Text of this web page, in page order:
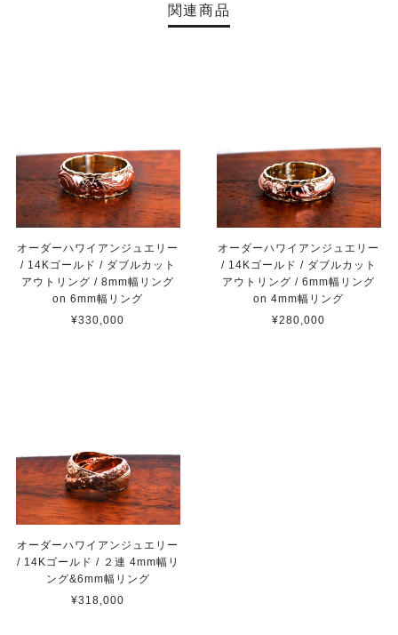
関連商品
オーダーハワイアンジュエリー
/ 14Kゴールド / ダブルカット
アウトリング / 8mm幅リング
on 6mm幅リング
¥330,000
オーダーハワイアンジュエリー
/ 14Kゴールド / ダブルカット
アウトリング / 6mm幅リング
on 4mm幅リング
¥280,000
オーダーハワイアンジュエリー
/ 14Kゴールド / ２連 4mm幅リ
ング&6mm幅リング
¥318,000